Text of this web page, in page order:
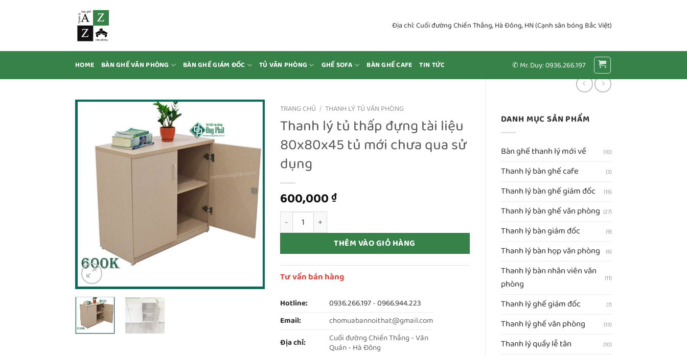
Địa chỉ: Cuối đường Chiến Thắng, Hà Đông, HN (Cạnh sân bóng Bắc Việt)
HOME BÀN GHẾ VĂN PHÒNG BÀN GHẾ GIÁM ĐỐC TỦ VĂN PHÒNG GHẾ SOFA BÀN GHẾ CAFE TIN TỨC ✆ Mr. Duy: 0936.266.197
DANH MỤC SẢN PHẨM
Bàn ghế thanh lý mới về (10)
Thanh lý bàn ghế cafe (3)
Thanh lý bàn ghế giám đốc (16)
Thanh lý bàn ghế văn phòng (27)
Thanh lý bàn giám đốc (9)
Thanh lý bàn họp văn phòng (6)
Thanh lý bàn nhân viên văn
phòng
(11)
Thanh lý ghế giám đốc (7)
Thanh lý ghế văn phòng (13)
Thanh lý quầy lễ tân (10)
TRANG CHỦ / THANH LÝ TỦ VĂN PHÒNG
Thanh lý tủ thấp đựng tài liệu
80x80x45 tủ mới chưa qua sử
dụng
600,000₫
Thanh lý tủ thấp đựng tài liệu 80x80x45 tủ mới chưa qua sử dụng số lượng
THÊM VÀO GIỎ HÀNG
Tư vấn bán hàng
Hotline: 0936.266.197-0966.944.223
Email:
chomuabannoithat@gmail.com
Địa chỉ:
Cuối đường Chiến Thắng - Văn
Quán - Hà Đông